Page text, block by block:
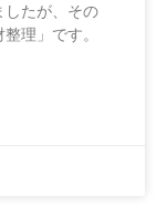
したが、その
理」です。